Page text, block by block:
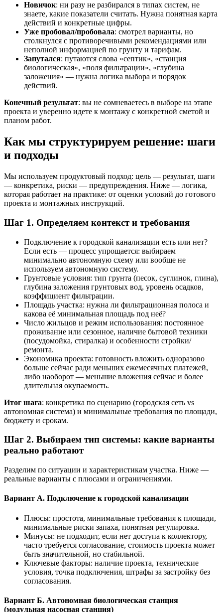
Новичок: ни разу не разбирался в типах систем, не
знаете, какие показатели считать. Нужна понятная карта
действий и конкретные цифры.
Уже пробовал/пробовала: смотрел варианты, но
столкнулся с противоречивыми рекомендациями или
неполной информацией по грунту и тарифам.
Запутался: путаются слова «септик», «станция
биологическая», «поля фильтрации», «глубина
заложения» — нужна логика выбора и порядок
действий.
Конечный результат: вы не сомневаетесь в выборе на этапе
проекта и уверенно идете к монтажу с конкретной сметой и
планом работ.
Как мы структурируем решение: шаги
и подходы
Мы используем продуктовый подход: цель — результат, шаги
— конкретика, риски — предупреждения. Ниже — логика,
которая работает на практике: от оценки условий до готового
проекта и монтажных инструкций.
Шаг 1. Определяем контекст и требования
Подключение к городской канализации есть или нет?
Если есть — процесс упрощается: выбираем
минимально автономную схему или вообще не
используем автономную систему.
Грунтовые условия: тип грунта (песок, суглинок, глина),
глубина заложения грунтовых вод, уровень осадков,
коэффициент фильтрации.
Площадь участка: нужна ли фильтрационная полоса и
какова её минимальная площадь под неё?
Число жильцов и режим использования: постоянное
проживание или сезонное, наличие бытовой техники
(посудомойка, стиралка) и особенности стройки/
ремонта.
Экономика проекта: готовность вложить одноразово
больше сейчас ради меньших ежемесячных платежей,
либо наоборот — меньшие вложения сейчас и более
длительная окупаемость.
Итог шага: конкретика по сценарию (городская сеть vs
автономная система) и минимальные требования по площади,
бюджету и срокам.
Шаг 2. Выбираем тип системы: какие варианты
реально работают
Разделим по ситуации и характеристикам участка. Ниже —
реальные варианты с плюсами и ограничениями.
Вариант А. Подключение к городской канализации
Плюсы: простота, минимальные требования к площади,
минимальные риски запаха, понятная регулировка.
Минусы: не подходит, если нет доступа к коллектору,
часто требуется согласование, стоимость проекта может
быть значительной, но стабильной.
Ключевые факторы: наличие проекта, технические
условия, точка подключения, штрафы за застройку без
согласования.
Вариант Б. Автономная биологическая станция
(модульная насосная станция)